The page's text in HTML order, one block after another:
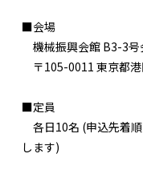
■会場
機械振興会館 B3-3号
〒105-0011 東京都
■定員
各日10名 (申込先着
します)